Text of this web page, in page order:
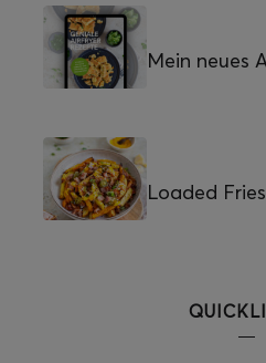
Mein neues
Loaded Fries